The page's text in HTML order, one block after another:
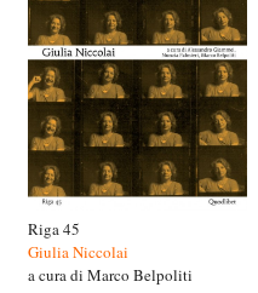
Riga 45
Giulia Niccolai
a cura di Marco Belpoliti